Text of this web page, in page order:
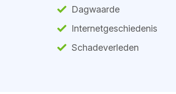
Dagwaarde
Internetgeschiedenis
Schadeverleden